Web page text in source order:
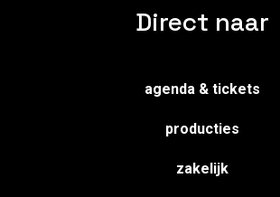
Direct naar
agenda & tickets
producties
zakelijk